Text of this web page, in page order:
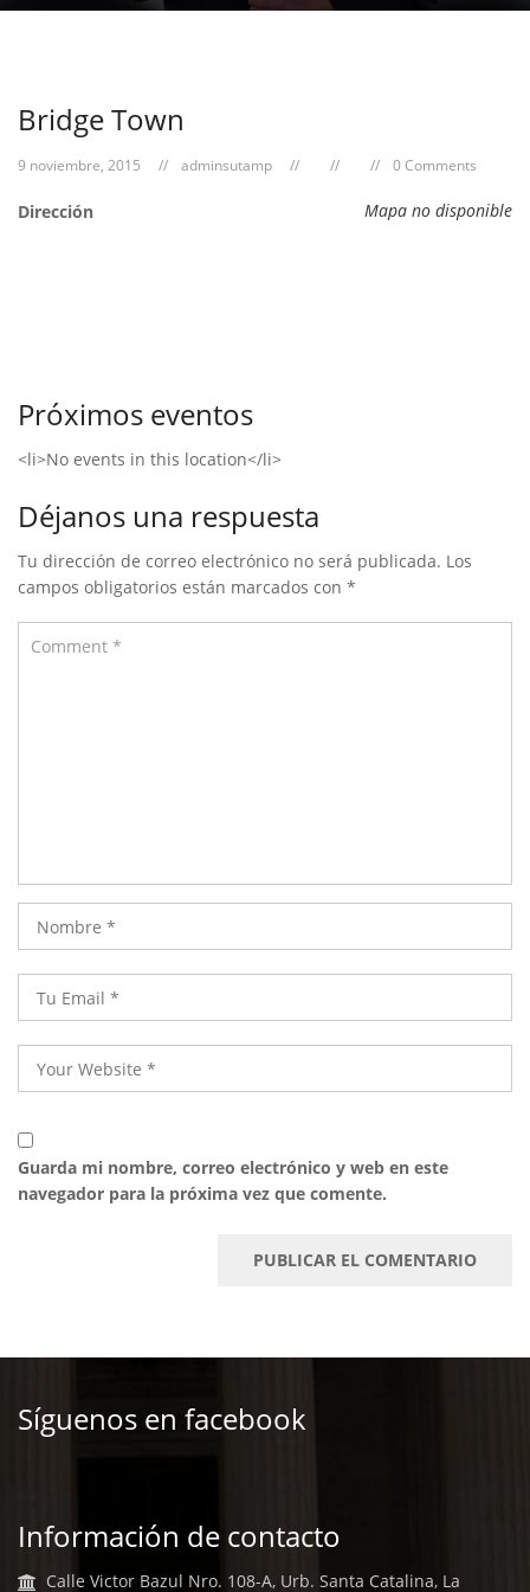
Bridge Town
9 noviembre, 2015 adminsutamp 0 Comments
Mapa no disponible
Dirección
Próximos eventos
<li>No events in this location</li>
Déjanos una respuesta
Tu dirección de correo electrónico no será publicada. Los
campos obligatorios están marcados con *
Guarda mi nombre, correo electrónico y web en este
navegador para la próxima vez que comente.
Síguenos en facebook
Información de contacto
Calle Victor Bazul Nro. 108-A, Urb. Santa Catalina, La